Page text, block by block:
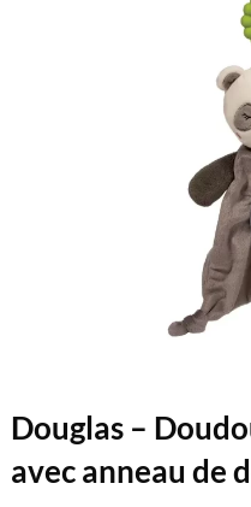
Douglas –
avec anneau de